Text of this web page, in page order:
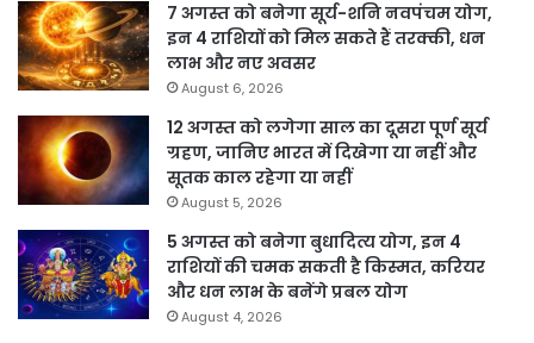
7 अगस्त को बनेगा सूर्य-शनि नवपंचम योग,
इन 4 राशियों को मिल सकते हैं तरक्की, धन
लाभ और नए अवसर
August 6, 2026
12 अगस्त को लगेगा साल का दूसरा पूर्ण सूर्य
ग्रहण, जानिए भारत में दिखेगा या नहीं और
सूतक काल रहेगा या नहीं
August 5, 2026
5 अगस्त को बनेगा बुधादित्य योग, इन 4
राशियों की चमक सकती है किस्मत, करियर
और धन लाभ के बनेंगे प्रबल योग
August 4, 2026